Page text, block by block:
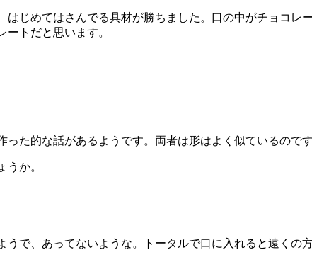
じめてはさんでる具材が勝ちました。口の中がチョコレ
トだと思います。
た的な話があるようです。両者は形はよく似ているので
か。
で、あってないような。トータルで口に入れると遠くの